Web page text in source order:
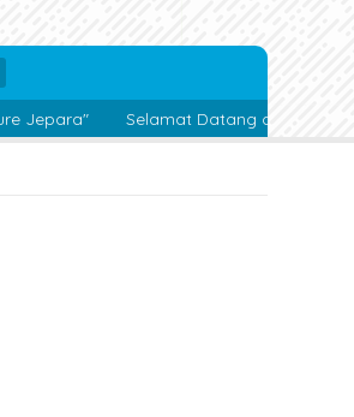
Selamat Datang di Jati Furniture